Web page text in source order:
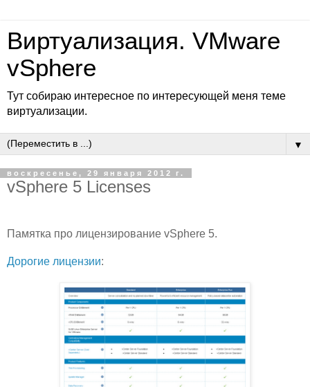
Виртуализация. VMware
vSphere
Тут собираю интересное по интересующей меня теме
виртуализации.
▼
воскресенье, 29 января 2012 г.
vSphere 5 Licenses
Памятка про лицензирование vSphere 5.
Дорогие лицензии: